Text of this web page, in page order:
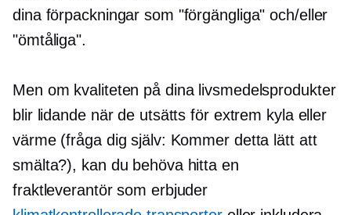
dina förpackningar som "förgängliga" och/eller
"ömtåliga".
Men om kvaliteten på dina livsmedelsprodukter
blir lidande när de utsätts för extrem kyla eller
värme (fråga dig själv: Kommer detta lätt att
smälta?), kan du behöva hitta en
fraktleverantör som erbjuder